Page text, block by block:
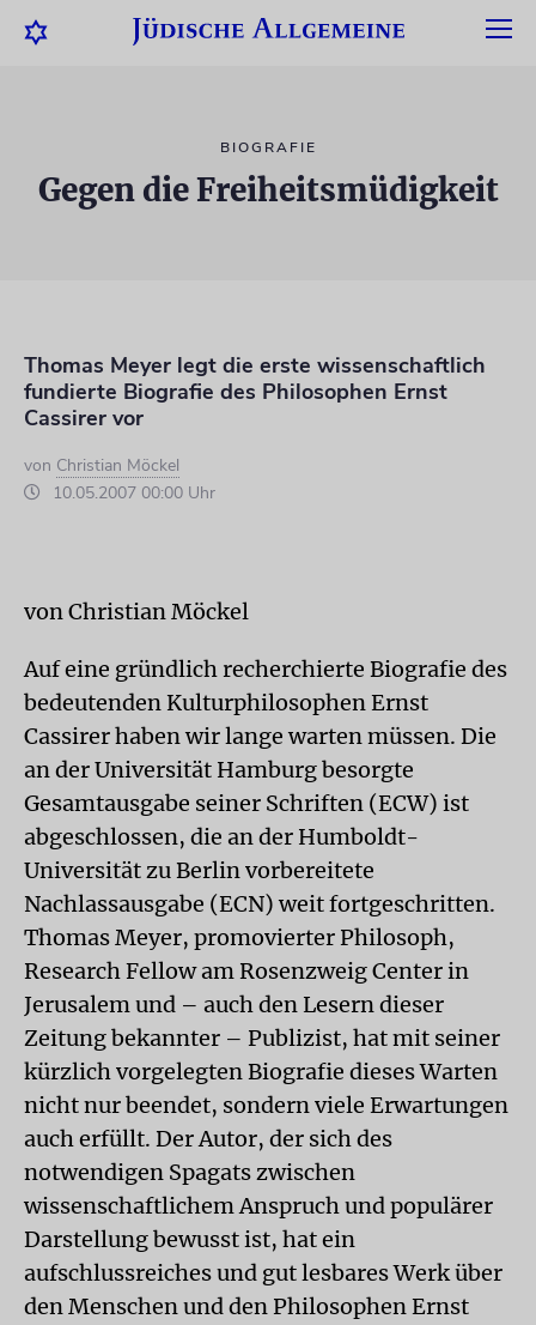
BIOGRAFIE
Gegen die Freiheitsmüdigkeit
Thomas Meyer legt die erste wissenschaftlich
fundierte Biografie des Philosophen Ernst
Cassirer vor
von Christian Möckel
10.05.2007 00:00 Uhr
von Christian Möckel
Auf eine gründlich recherchierte Biografie des
bedeutenden Kulturphilosophen Ernst
Cassirer haben wir lange warten müssen. Die
an der Universität Hamburg besorgte
Gesamtausgabe seiner Schriften (ECW) ist
abgeschlossen, die an der Humboldt-
Universität zu Berlin vorbereitete
Nachlassausgabe (ECN) weit fortgeschritten.
Thomas Meyer, promovierter Philosoph,
Research Fellow am Rosenzweig Center in
Jerusalem und – auch den Lesern dieser
Zeitung bekannter – Publizist, hat mit seiner
kürzlich vorgelegten Biografie dieses Warten
nicht nur beendet, sondern viele Erwartungen
auch erfüllt. Der Autor, der sich des
notwendigen Spagats zwischen
wissenschaftlichem Anspruch und populärer
Darstellung bewusst ist, hat ein
aufschlussreiches und gut lesbares Werk über
den Menschen und den Philosophen Ernst